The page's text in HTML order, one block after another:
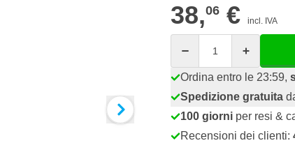
38,06 € incl. IVA
Ordina entro le 23:59,
Spedizione gratuita
100 giorni per resi &
Recensioni dei clienti: